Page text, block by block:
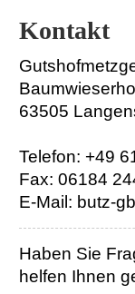
Kontakt
63505
Telefon: +49
Fax: 06184
E-Mail: butz-
Haben Sie
helfen Ihnen